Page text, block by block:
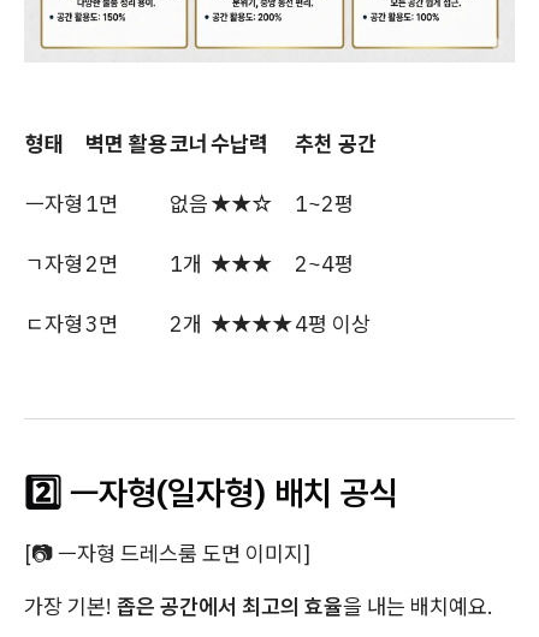
형태 벽면 활용코너수납력 추천 공간
ㅡ자형 1면 없음★★☆ 1~2평
ㄱ자형 2면 1개 ★★★ 2~4평
ㄷ자형3면 2개 ★★★★4평 이상
2️⃣ ㅡ자형(일자형) 배치 공식
[📷 ㅡ자형 드레스룸 도면 이미지]
가장 기본! 좁은 공간에서 최고의 효율을 내는 배치예요.